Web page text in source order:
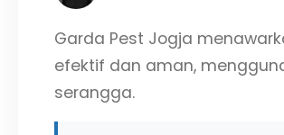
Garda Pest Jogja
efektif dan aman,
serangga.